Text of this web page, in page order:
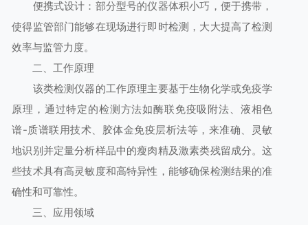
便携式设计：部分型号的仪器体积小巧，便于携带，
使得监管部门能够在现场进行即时检测，大大提高了检测
效率与监管力度。
二、工作原理
该类检测仪器的工作原理主要基于生物化学或免疫学
原理，通过特定的检测方法如酶联免疫吸附法、液相色
谱-质谱联用技术、胶体金免疫层析法等，来准确、灵敏
地识别并定量分析样品中的瘦肉精及激素类残留成分。这
些技术具有高灵敏度和高特异性，能够确保检测结果的准
确性和可靠性。
三、应用领域